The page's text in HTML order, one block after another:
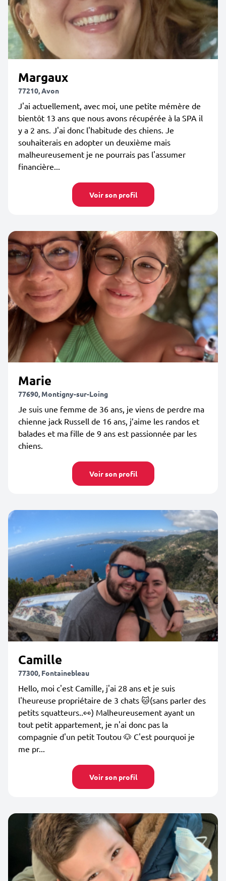
Margaux
77210, Avon
J'ai actuellement, avec moi, une petite mémère de
bientôt 13 ans que nous avons récupérée à la SPA il
y a 2 ans. J'ai donc l'habitude des chiens. Je
souhaiterais en adopter un deuxième mais
malheureusement je ne pourrais pas l'assumer
financière...
Voir son profil
Marie
77690, Montigny-sur-Loing
Je suis une femme de 36 ans, je viens de perdre ma
chienne jack Russell de 16 ans, j’aime les randos et
balades et ma fille de 9 ans est passionnée par les
chiens.
Voir son profil
Camille
77300, Fontainebleau
Hello, moi c'est Camille, j'ai 28 ans et je suis
l'heureuse propriétaire de 3 chats 🐱(sans parler des
petits squatteurs..👀) Malheureusement ayant un
tout petit appartement, je n'ai donc pas la
compagnie d'un petit Toutou 🐶 C'est pourquoi je
me pr...
Voir son profil